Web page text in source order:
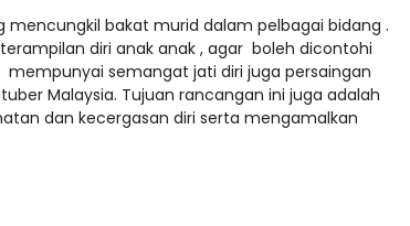
mencungkil bakat murid dalam pelbagai bidang .
diri anak anak , agar boleh dicontohi
semangat jati diri juga persaingan
Malaysia. Tujuan rancangan ini juga adalah
dan kecergasan diri serta mengamalkan